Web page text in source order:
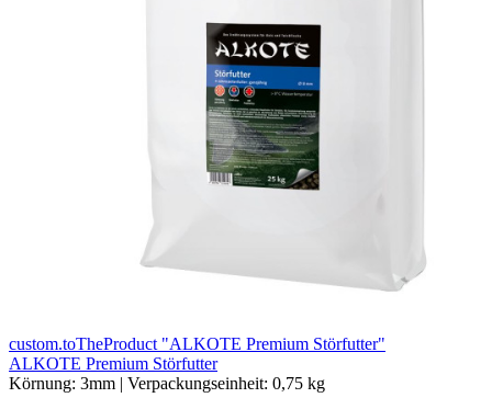
custom.toTheProduct "ALKOTE Premium Störfutter"
ALKOTE Premium Störfutter
Körnung: 3mm | Verpackungseinheit: 0,75 kg